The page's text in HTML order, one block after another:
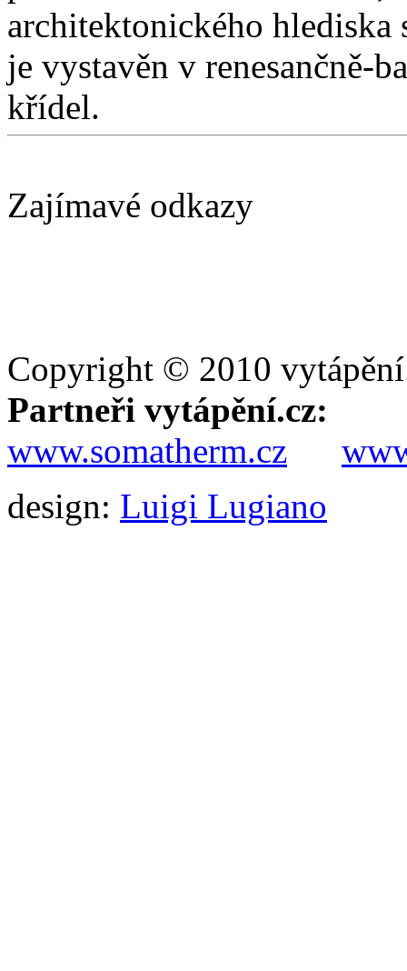
architektonického
je vystavěn v renesančně-
křídel.
Zajímavé odkazy
Copyright © 2010
Partneři vytápění.cz:
www.somatherm.cz
design: Luigi Lugiano